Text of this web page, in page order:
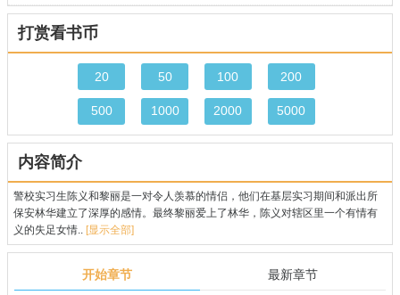
打赏看书币
20 50 100 200
500 1000 2000 5000
内容简介
警校实习生陈义和黎丽是一对令人羡慕的情侣，他们在基层实习期间和派出所
保安林华建立了深厚的感情。最终黎丽爱上了林华，陈义对辖区里一个有情有
义的失足女情.. [显示全部]
开始章节 最新章节